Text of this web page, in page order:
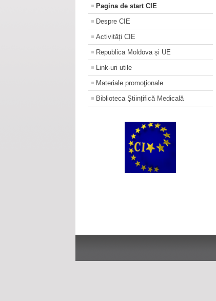
Pagina de start CIE
Despre CIE
Activități CIE
Republica Moldova și UE
Link-uri utile
Materiale promoţionale
Biblioteca Științifică Medicală